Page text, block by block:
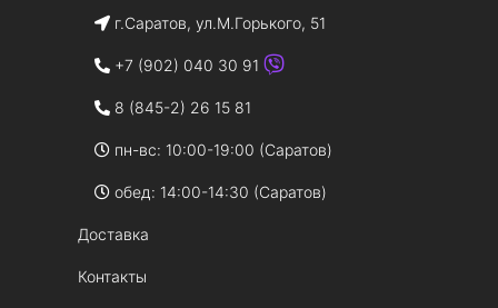
г.Саратов, ул.М.Горького, 51
+7 (902) 040 30 91
8 (845-2) 26 15 81
пн-вс: 10:00-19:00 (Саратов)
обед: 14:00-14:30 (Саратов)
Доставка
Контакты